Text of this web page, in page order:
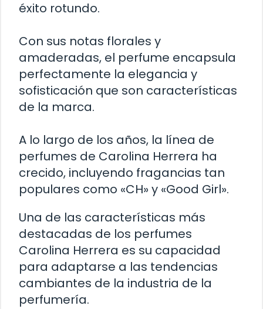
éxito rotundo.
Con sus notas florales y
amaderadas, el perfume encapsula
perfectamente la elegancia y
sofisticación que son características
de la marca.
A lo largo de los años, la línea de
perfumes de Carolina Herrera ha
crecido, incluyendo fragancias tan
populares como «CH» y «Good Girl».
Una de las características más
destacadas de los perfumes
Carolina Herrera es su capacidad
para adaptarse a las tendencias
cambiantes de la industria de la
perfumería.